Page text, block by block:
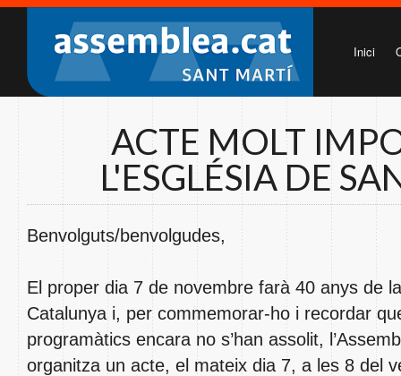
Inici
ACTE MOLT
L'ESGLÉSIA DE
Benvolguts/benvolgudes,
El proper dia 7 de novembre farà 40 anys de
Catalunya i, per commemorar-ho i recordar
programàtics encara no s’han assolit,
organitza un acte, el mateix dia 7, a les 8 del